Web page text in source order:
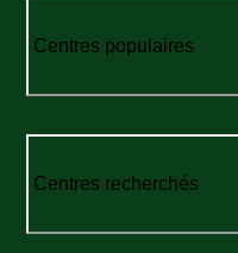
Centres populaires
Centres recherchés